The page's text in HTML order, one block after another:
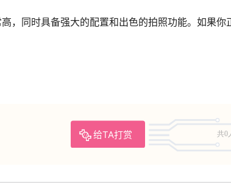
，同时具备强大的配置和出色的拍照功能。如果你
给TA打赏 共0